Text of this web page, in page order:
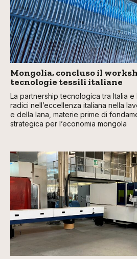
Mongolia, concluso il
tecnologie tessili italiane
La partnership tecnologica tra Italia
radici nell’eccellenza italiana nella
e della lana, materie prime di
strategica per l’economia mongola